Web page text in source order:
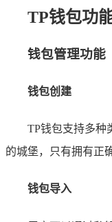
TP钱包功
钱包管理功能
钱包创建
TP钱包支持多种
的城堡，只有拥有正
钱包导入